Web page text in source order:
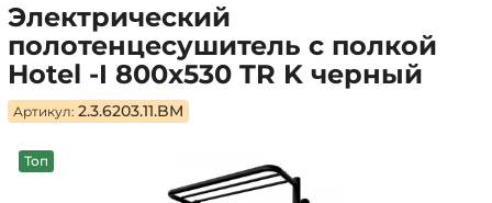
Электрический
полотенцесушитель с полкой
Hotel -I 800х530 TR K черный
Артикул: 2.3.6203.11.BM
Топ